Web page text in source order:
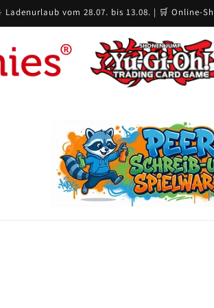
Ladenurlaub vom 28.07. bis 13.08. | 🛒 Online-